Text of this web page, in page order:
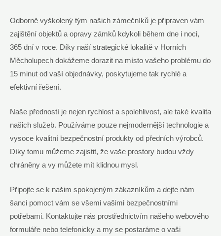
Odborně vyškolený tým ⁤našich zámečníků je připraven vám⁢
zajištění ⁣objektů a opravy zámků⁤ kdykoli během dne i noci,
365 dní v roce. Díky naší strategické lokalitě v ‌Horních
Měcholupech dokážeme dorazit na místo vašeho problému do
15 ​minut od vaší objednávky, poskytujeme tak ⁤rychlé a
⁢efektivní řešení.
Naše předností je nejen ‍rychlost a spolehlivost, ale také⁣ kvalita
našich služeb. Používáme pouze nejmodernější technologie a
vysoce kvalitní bezpečnostní produkty od předních výrobců.
Díky tomu můžeme zajistit,⁣ že ‍vaše prostory budou vždy
chráněny a vy můžete‍ mít klidnou mysl.
Připojte se k našim spokojeným zákazníkům a dejte⁢ nám
šanci pomoct vám se všemi vašimi bezpečnostními
potřebami. Kontaktujte nás prostřednictvím našeho webového
formuláře nebo telefonicky a my se postaráme o vaši​